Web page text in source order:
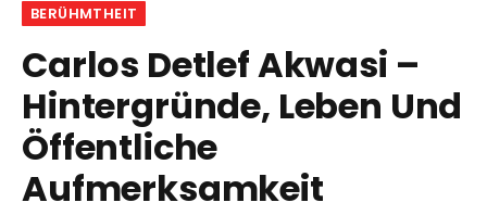
BERÜHMTHEIT
Carlos Detlef Akwasi –
Hintergründe, Leben Und
Öffentliche
Aufmerksamkeit